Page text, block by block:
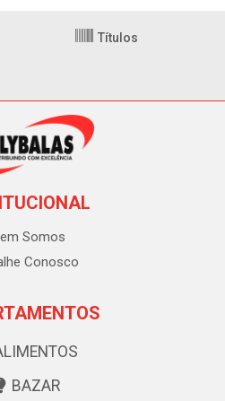
Títulos
Somos
Conosco
BAZAR